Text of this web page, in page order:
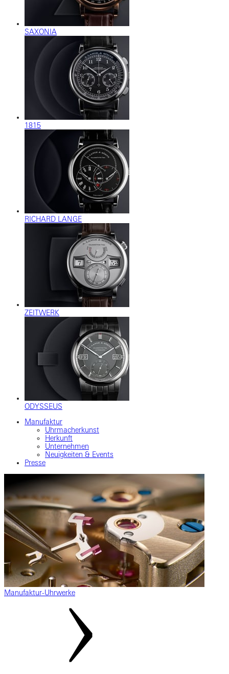
SAXONIA
1815
RICHARD LANGE
ZEITWERK
ODYSSEUS
Manufaktur
Uhrmacherkunst
Herkunft
Unternehmen
Neuigkeiten & Events
Presse
Manufaktur-Uhrwerke